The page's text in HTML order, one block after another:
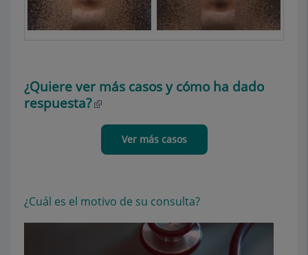
¿Quiere ver más casos y cómo ha dado
respuesta?
Ver más casos
¿Cuál es el motivo de su consulta?